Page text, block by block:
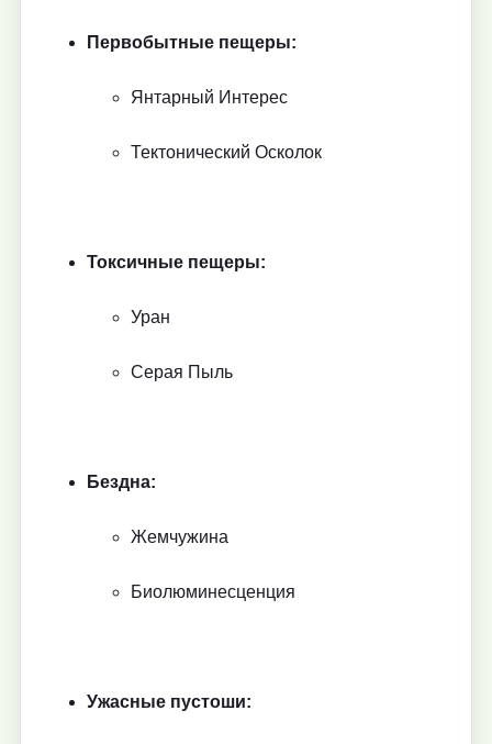
Первобытные пещеры:
Янтарный Интерес
Тектонический Осколок
Токсичные пещеры:
Уран
Серая Пыль
Бездна:
Жемчужина
Биолюминесценция
Ужасные пустоши: